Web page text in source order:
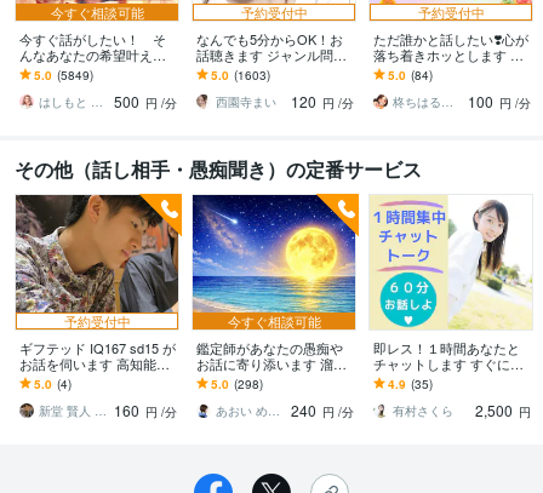
今すぐ相談可能
今すぐ話がしたい！ そ
んなあなたの希望叶えま
す 今日あったことから深
刻な悩みまで☆何でも打
ち明けてください。
5.0 (5849)
はしもと ゆっこ♡救急こころの相談室
500 円 /分
予約受付中
なんでも5分からOK！お
話聴きます ジャンル問わ
ずただちょっとだけ誰か
と話したい人待ってます♪
5.0 (1603)
西園寺まい
120 円 /分
予約受付中
ただ誰かと話したい❣️心が
落ち着きホッとします い
ますぐ話す/雑談/愚痴/何で
も/結婚/恋愛/悩み/繊細
5.0 (84)
柊ちはる❤️主婦のお悩み相談Room❤️
100 円 /分
その他（話し相手・愚痴聞き）の定番サービス
予約受付中
ギフテッド IQ167 sd15 が
お話を伺います 高知能・
論理的思考・自然科学の
知見から問題解決へ
5.0 (4)
新堂 賢人 METIQ会員 160 円 /分
今すぐ相談可能
鑑定師があなたの愚痴や
お話に寄り添います 溜ま
ってしまった愚痴やお話
ししたいこと何でもどう
ぞ
5.0 (298)
あおい めぐみ✴︎魂の声伝達屋さん
240 円 /分
即レス！１時間あなたと
チャットします すぐにお
返事します！お話ししま
しょー２人だけのチャッ
トです
4.9 (35)
有村さくら
2,500 円